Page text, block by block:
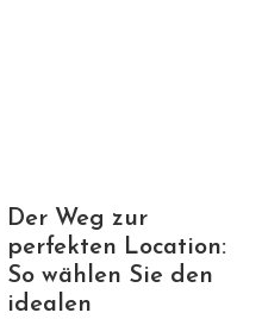
Der Weg zur
perfekten Location:
So wählen Sie den
idealen